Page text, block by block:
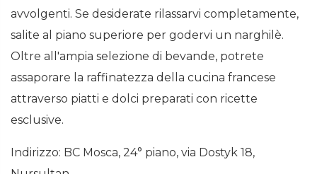
avvolgenti. Se desiderate rilassarvi completamente,
salite al piano superiore per godervi un narghilè.
Oltre all'ampia selezione di bevande, potrete
assaporare la raffinatezza della cucina francese
attraverso piatti e dolci preparati con ricette
esclusive.
Indirizzo: BC Mosca, 24° piano, via Dostyk 18,